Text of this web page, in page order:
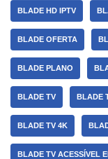
BLADE HD IPTV
BLADE OFERTA
BLADE PLANO
BLADE TV BLADE
BLADE TV 4K
BLADE TV ACESSÍVEL